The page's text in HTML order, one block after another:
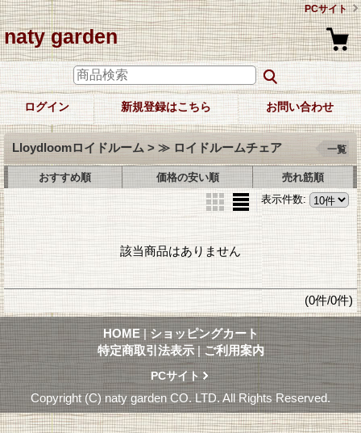
PCサイト
naty garden
ログイン 新規登録はこちら お問い合わせ
Lloydloomロイドルーム > ≫ ロイドルームチェア 一覧
おすすめ順 価格の安い順
売れ筋順
表示件数:
該当商品はありません
(0件/0件)
HOME | ショッピングカート
特定商取引法表示 | ご利用案内
PCサイト
Copyright (C) naty garden CO. LTD. All Rights Reserved.